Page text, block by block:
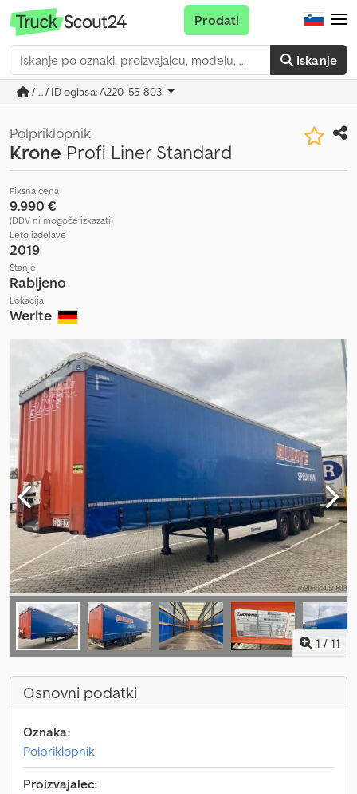
Iskanje
Prodati
/ ... / ID oglasa: A220-55-803
Polpriklopnik
Krone Profi Liner Standard
Fiksna cena
9.990 €
(DDV ni mogoče izkazati)
Leto izdelave
2019
Stanje
Rabljeno
Lokacija
Werlte
1 / 11
Osnovni podatki
Oznaka:
Polpriklopnik
Proizvajalec: